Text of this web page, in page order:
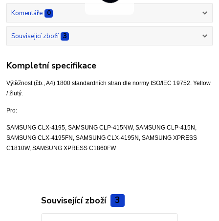
Komentáře 0
Související zboží 3
Kompletní specifikace
Výtěžnost (čb., A4) 1800 standardních stran dle normy ISO/IEC 19752.Yellow
/ žlutý.
Pro:
SAMSUNG CLX-4195, SAMSUNG CLP-415NW, SAMSUNG CLP-415N,
SAMSUNG CLX-4195FN, SAMSUNG CLX-4195N, SAMSUNG XPRESS
C1810W, SAMSUNG XPRESS C1860FW
Související zboží 3